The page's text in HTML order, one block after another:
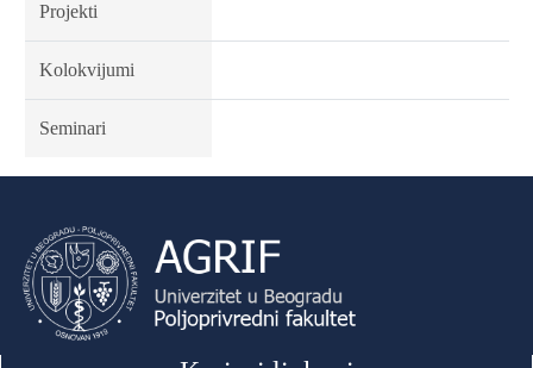
Projekti
Kolokvijumi
Seminari